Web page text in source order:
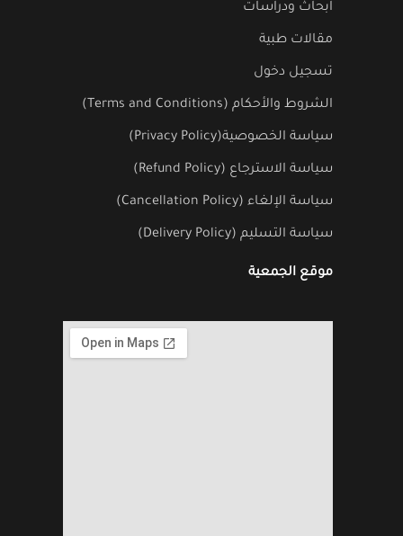
ابحاث ودراسات
مقالات طبية
تسجيل دخول
الشروط والأحكام (Terms and Conditions)
سياسة الخصوصية(Privacy Policy)
سياسة الاسترجاع (Refund Policy)
سياسة الإلغاء (Cancellation Policy)
سياسة التسليم (Delivery Policy)
موقع الجمعية